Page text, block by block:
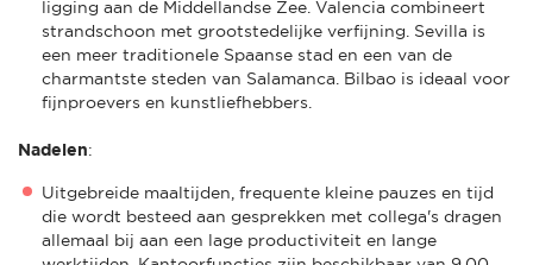
ligging aan de Middellandse Zee. Valencia combineert
strandschoon met grootstedelijke verfijning. Sevilla is
een meer traditionele Spaanse stad en een van de
charmantste steden van Salamanca. Bilbao is ideaal voor
fijnproevers en kunstliefhebbers.
Nadelen:
Uitgebreide maaltijden, frequente kleine pauzes en tijd
die wordt besteed aan gesprekken met collega's dragen
allemaal bij aan een lage productiviteit en lange